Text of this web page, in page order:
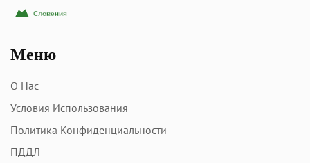
Меню
О Нас
Условия Использования
Политика Конфиденциальности
ПДДЛ